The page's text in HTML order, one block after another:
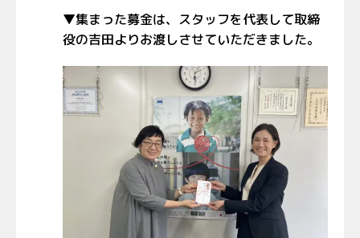
▼集まった募金は、スタッフを代表して取締
役の吉田よりお渡しさせていただきました。